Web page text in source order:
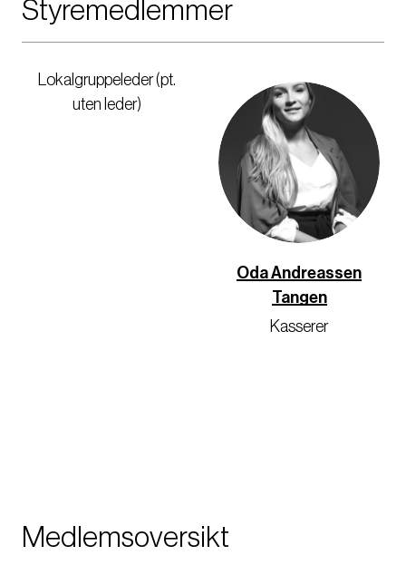
Styremedlemmer
Lokalgruppeleder (pt.
uten leder)
Oda Andreassen
Tangen
Kasserer
Medlemsoversikt